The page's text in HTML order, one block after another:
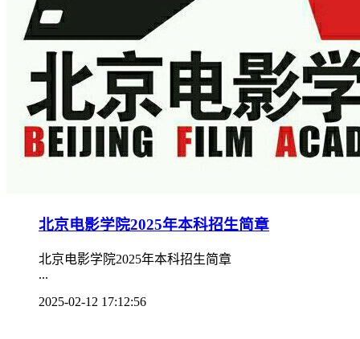
北京电影学院2025年本科招生简章
北京电影学院2025年本科招生简章
...
2025-02-12 17:12:56